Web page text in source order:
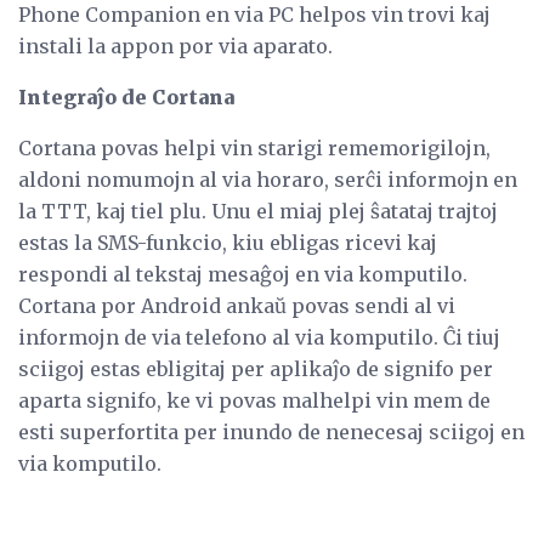
Phone Companion en via PC helpos vin trovi kaj
instali la appon por via aparato.
Integraĵo de Cortana
Cortana povas helpi vin starigi rememorigilojn,
aldoni nomumojn al via horaro, serĉi informojn en
la TTT, kaj tiel plu. Unu el miaj plej ŝatataj trajtoj
estas la SMS-funkcio, kiu ebligas ricevi kaj
respondi al tekstaj mesaĝoj en via komputilo.
Cortana por Android ankaŭ povas sendi al vi
informojn de via telefono al via komputilo. Ĉi tiuj
sciigoj estas ebligitaj per aplikaĵo de signifo per
aparta signifo, ke vi povas malhelpi vin mem de
esti superfortita per inundo de nenecesaj sciigoj en
via komputilo.